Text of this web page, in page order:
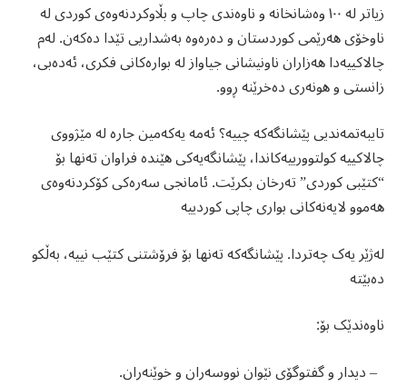
زیاتر لە ١٠٠ وەشانخانە و ناوەندی چاپ و بڵاوکردنەوەی کوردی لە
ناوخۆی هەرێمی کوردستان و دەرەوە بەشداریی تێدا دەکەن. لەم
چالاکییەدا هەزاران ناونیشانی جیاواز لە بوارەکانی فکری، ئەدەبی،
زانستی و هونەری دەخرێنە ڕوو.
تایبەتمەندیی پێشانگەکە چییە؟ ئەمە یەکەمین جارە لە مێژووی
چالاکییە کولتوورییەکاندا، پێشانگەیەکی هێندە فراوان تەنها بۆ
“کتێبی کوردی” تەرخان بکرێت. ئامانجی سەرەکی کۆکردنەوەی
هەموو لایەنەکانی بواری چاپی کوردییە
لەژێر یەک چەتردا. پێشانگەکە تەنها بۆ فرۆشتنی کتێب نییە، بەڵکو
دەبێتە
ناوەندێک بۆ:
– دیدار و گفتوگۆی نێوان نووسەران و خوێنەران.